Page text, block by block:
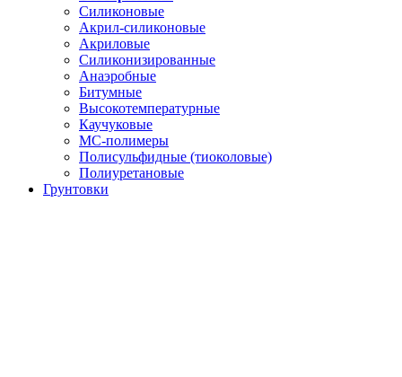
Силиконовые
Акрил-силиконовые
Акриловые
Силиконизированные
Анаэробные
Битумные
Высокотемпературные
Каучуковые
МС-полимеры
Полисульфидные (тиоколовые)
Полиуретановые
Грунтовки